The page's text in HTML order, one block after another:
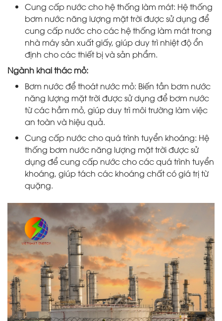
Cung cấp nước cho hệ thống làm mát: Hệ thống
bơm nước năng lượng mặt trời được sử dụng để
cung cấp nước cho các hệ thống làm mát trong
nhà máy sản xuất giấy, giúp duy trì nhiệt độ ổn
định cho các thiết bị và sản phẩm.
Ngành khai thác mỏ:
Bơm nước để thoát nước mỏ: Biến tần bơm nước
năng lượng mặt trời được sử dụng để bơm nước
từ các hầm mỏ, giúp duy trì môi trường làm việc
an toàn và hiệu quả.
Cung cấp nước cho quá trình tuyển khoáng: Hệ
thống bơm nước năng lượng mặt trời được sử
dụng để cung cấp nước cho các quá trình tuyển
khoáng, giúp tách các khoáng chất có giá trị từ
quặng.